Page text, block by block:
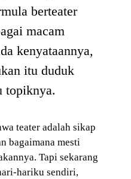
berteater
macam
kenyataannya,
itu duduk
topiknya.
teater adalah sikap
bagaimana mesti
Tapi sekarang
hariku sendiri,